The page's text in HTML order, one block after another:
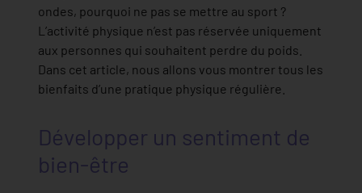
ondes, pourquoi ne pas se mettre au sport ?
L’activité physique n’est pas réservée uniquement
aux personnes qui souhaitent perdre du poids.
Dans cet article, nous allons vous montrer tous les
bienfaits d’une pratique physique régulière.
Développer un sentiment de
bien-être